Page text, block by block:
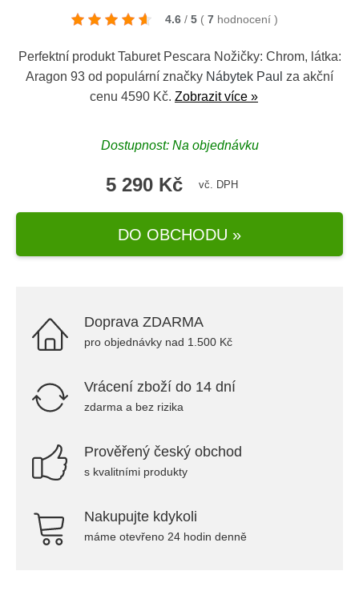
4.6 / 5 ( 7 hodnocení )
Perfektní produkt Taburet Pescara Nožičky: Chrom, látka:
Aragon 93 od populární značky Nábytek Paul za akční
cenu 4590 Kč. Zobrazit více »
Dostupnost: Na objednávku
5 290 Kč vč. DPH
DO OBCHODU »
Doprava ZDARMA
pro objednávky nad 1.500 Kč
Vrácení zboží do 14 dní
zdarma a bez rizika
Prověřený český obchod
s kvalitními produkty
Nakupujte kdykoli
máme otevřeno 24 hodin denně